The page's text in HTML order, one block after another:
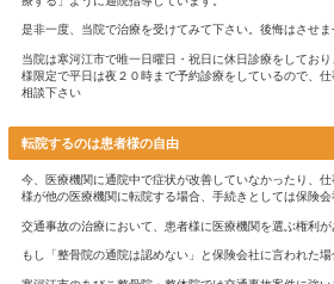
精密な画像検査を行います。
「骨には異常はない」「異常な所見は
す。
交通事故直後は痛みが強く筋肉のこわ
事になってきます。
整骨院でのムチウチ治療